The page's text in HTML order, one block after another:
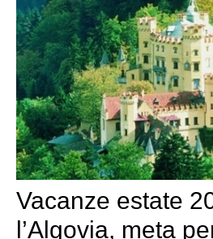
Vacanze estate
l’Algovia, meta